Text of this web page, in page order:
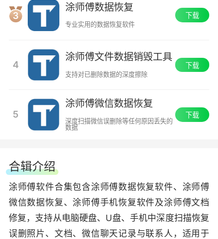
3
涂师傅数据恢复
专业实用的数据恢复软件
下载
4
涂师傅文件数据销毁工具
支持对已删除数据的深度擦除
下载
5
涂师傅微信数据恢复
深度扫描微信误删除等任何原因丢失的
数据
下载
合辑介绍
涂师傅软件合集包含涂师傅数据恢复软件、涂师傅
微信数据恢复、涂师傅手机恢复软件及涂师傅文档
修复，支持从电脑硬盘、U盘、手机中深度扫描恢复
误删照片、文档、微信聊天记录与联系人，适用于